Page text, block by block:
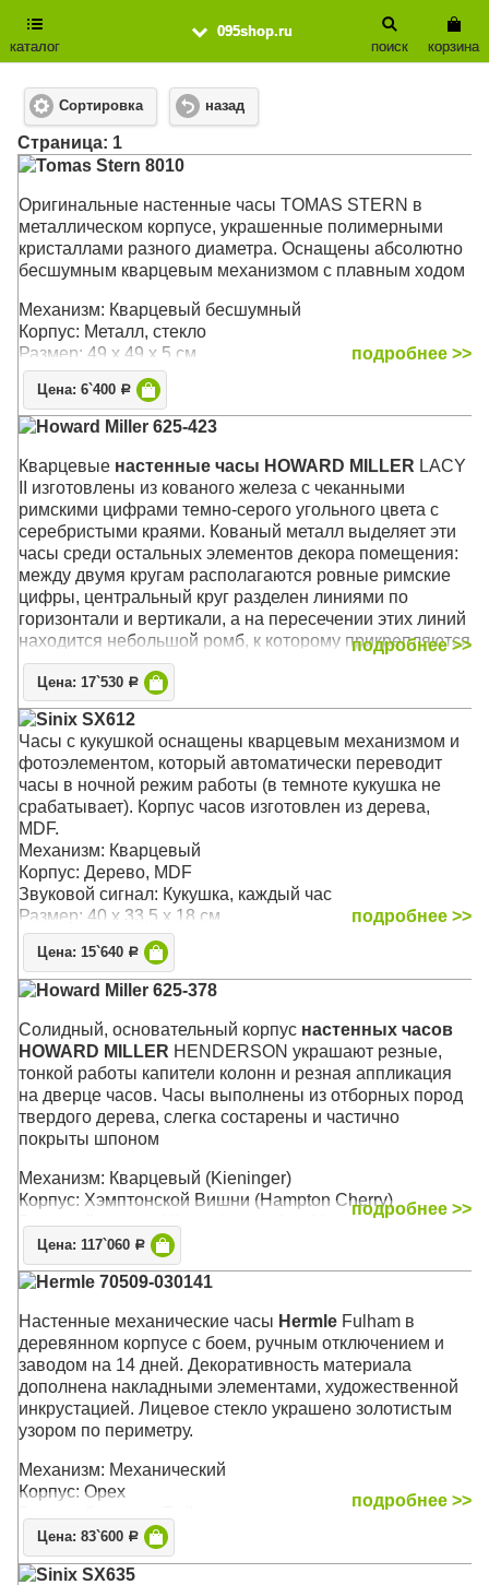
095shop.ru
каталог
корзина
поиск
Сортировка назад
Cтраница: 1
Tomas Stern 8010
Оригинальные настенные часы TOMAS STERN в
металлическом корпусе, украшенные полимерными
кристаллами разного диаметра. Оснащены абсолютно
бесшумным кварцевым механизмом с плавным ходом
Механизм: Кварцевый бесшумный
Корпус: Металл, стекло
Размер: 49 х 49 х 5 см
подробнее >>
Цена: 6`400 Р
Howard Miller 625-423
Кварцевые настенные часы HOWARD MILLER LACY
II изготовлены из кованого железа c чеканными
римскими цифрами темно-серого угольного цвета с
серебристыми краями. Кованый металл выделяет эти
часы среди остальных элементов декора помещения:
между двумя кругам располагаются ровные римские
цифры, центральный круг разделен линиями по
горизонтали и вертикали, а на пересечении этих линий
находится небольшой ромб, к которому прикрепляются
часовые стрелки. На концах стрелок располагаются
формы полых алмазов.
Механизм: Кварцевый
Корпус: Кованое железо
Размер: 36 x 36 х 4 см
подробнее >>
Цена: 17`530 Р
Sinix SX612
Часы с кукушкой оснащены кварцевым механизмом и
фотоэлементом, который автоматически переводит
часы в ночной режим работы (в темноте кукушка не
срабатывает). Корпус часов изготовлен из дерева,
MDF.
Механизм: Кварцевый
Корпус: Дерево, MDF
Звуковой сигнал: Кукушка, каждый час
Размер: 40 x 33,5 x 18 см
подробнее >>
Цена: 15`640 Р
Howard Miller 625-378
Cолидный, основательный корпус настенных часов
HOWARD MILLER HENDERSON украшают резные,
тонкой работы капители колонн и резная аппликация
на дверце часов. Часы выполнены из отборных пород
твердого дерева, слегка состарены и частично
покрыты шпоном
Механизм: Кварцевый (Kieninger)
Корпус: Хэмптонской Вишни (Hampton Cherry)
Звуковой сигнал:Westminster
, Бим-Бом
Размер: 64 x 35 х 13 см
подробнее >>
Цена: 117`060 Р
Hermle 70509-030141
Настенные механические часы Hermle Fulham в
деревянном корпусе с боем, ручным отключением и
заводом на 14 дней. Декоративность материала
дополнена накладными элементами, художественной
инкрустацией. Лицевое стекло украшено золотистым
узором по периметру.
Механизм: Механический
Корпус: Орех
Размер: 68 х 29 х 14,5 см
подробнее >>
Цена: 83`600 Р
Sinix SX635